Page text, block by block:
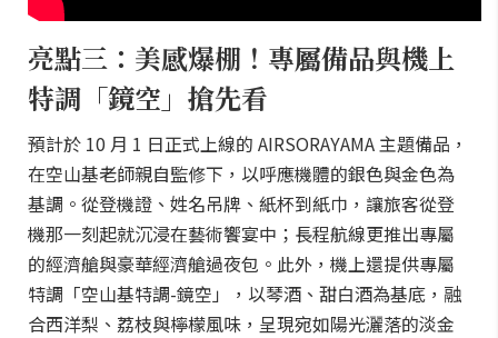
亮點三：美感爆棚！專屬備品與機上
特調「鏡空」搶先看
預計於 10 月 1 日正式上線的 AIRSORAYAMA 主題備品，
在空山基老師親自監修下，以呼應機體的銀色與金色為
基調。從登機證、姓名吊牌、紙杯到紙巾，讓旅客從登
機那一刻起就沉浸在藝術饗宴中；長程航線更推出專屬
的經濟艙與豪華經濟艙過夜包。此外，機上還提供專屬
特調「空山基特調-鏡空」，以琴酒、甜白酒為基底，融
合西洋梨、荔枝與檸檬風味，呈現宛如陽光灑落的淡金